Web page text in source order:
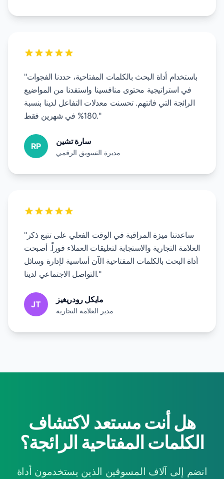
"باستخدام أداة البحث بالكلمات المفتاحية، حددنا الفجوات
في استراتيجية محتوى منافسينا واستفدنا من المواضيع
الرائجة التي فاتتهم. تحسنت معدلات التفاعل لدينا بنسبة
180% في شهرين فقط."
RP سارة تشين
مديرة التسويق الرقمي
"ساعدتنا ميزة المراقبة في الوقت الفعلي على تتبع ذكر
العلامة التجارية والاستجابة لتعليقات العملاء فوراً. أصبحت
أداة البحث بالكلمات المفتاحية الآن أساسية لإدارة وسائل
التواصل الاجتماعي لدينا."
JT مايكل رودريغيز
مدير العلامة التجارية
هل أنت مستعد لاكتشاف
الكلمات المفتاحية الرائجة؟
انضم إلى آلاف المسوقين الذين يستخدمون أداة